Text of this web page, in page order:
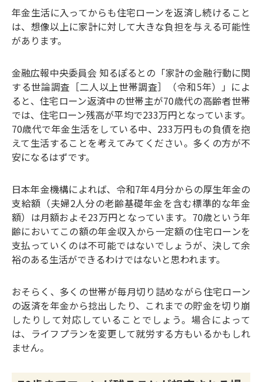
年金生活に入ってからも住宅ローンを返済し続けること
は、想像以上に家計に対して大きな負担を与える可能性
があります。
金融広報中央委員会 知るぽるとの「家計の金融行動に関
する世論調査［二人以上世帯調査］（令和5年）」によ
ると、住宅ローン返済中の世帯主が70歳代の高齢者世帯
では、住宅ローン残高が平均で233万円となっています。
70歳代で年金生活をしている中、233万円もの負債を抱
えて生活することを考えてみてください。多くの方が不
安になるはずです。
日本年金機構によれば、令和7年4月分からの厚生年金の
支給額（夫婦2人分の老齢基礎年金を含む標準的な年金
額）は月額およそ23万円となっています。70歳という年
齢においてこの額の年金収入から一定額の住宅ローンを
支払っていくのは不可能ではないでしょうが、決して余
裕のある生活ができるわけではないと思われます。
おそらく、多くの世帯が毎月切り詰めながら住宅ローン
の返済を年金から捻出したり、これまでの貯金を切り崩
したりして対応していることでしょう。場合によって
は、ライフプランを変更して就労する方もいるかもしれ
ません。